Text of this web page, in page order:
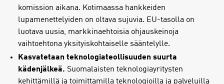
komission aikana. Kotimaassa hankkeiden
lupamenettelyiden on oltava sujuvia. EU-tasolla on
luotava uusia, markkinaehtoisia ohjauskeinoja
vaihtoehtona yksityiskohtaiselle sääntelylle.
Kasvatetaan teknologiateollisuuden suurta
kädenjälkeä. Suomalaisten teknologiayritysten
kehittämillä ja toimittamilla teknologioilla ja palveluilla